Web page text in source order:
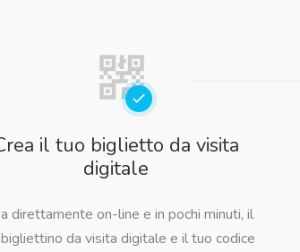
il tuo biglietto da visita
digitale
direttamente on-line e in pochi minuti, il
da visita digitale e il tuo codice